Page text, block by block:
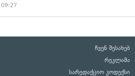
09:27
ჩვენ შესახებ
რეკლამა
სარედაქციო კოდექსი